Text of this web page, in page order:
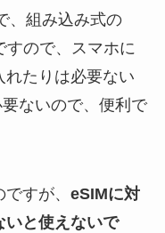
、組み込み式の
すので、スマホに
たりは必要ない
ないので、便利で
すが、 eSIMに対
いと使えないで